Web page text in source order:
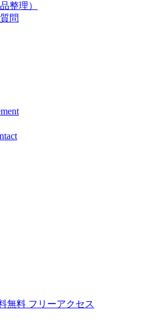
整理）
問
無料 フリーアクセス